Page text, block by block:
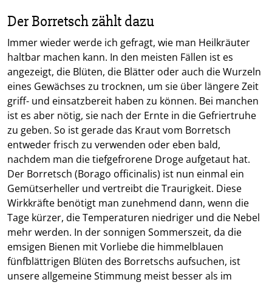
Der Borretsch zählt dazu
Immer wieder werde ich gefragt, wie man Heilkräuter
haltbar machen kann. In den meisten Fällen ist es
angezeigt, die Blüten, die Blätter oder auch die Wurzeln
eines Gewächses zu trocknen, um sie über längere Zeit
griff- und einsatzbereit haben zu können. Bei manchen
ist es aber nötig, sie nach der Ernte in die Gefriertruhe
zu geben. So ist gerade das Kraut vom Borretsch
entweder frisch zu verwenden oder eben bald,
nachdem man die tiefgefrorene Droge aufgetaut hat.
Der Borretsch (Borago officinalis) ist nun einmal ein
Gemütserheller und vertreibt die Traurigkeit. Diese
Wirkkräfte benötigt man zunehmend dann, wenn die
Tage kürzer, die Temperaturen niedriger und die Nebel
mehr werden. In der sonnigen Sommerszeit, da die
emsigen Bienen mit Vorliebe die himmelblauen
fünfblättrigen Blüten des Borretschs aufsuchen, ist
unsere allgemeine Stimmung meist besser als im